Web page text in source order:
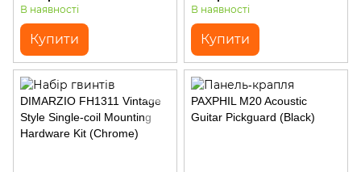
В наявності
Купити
В наявності
Купити